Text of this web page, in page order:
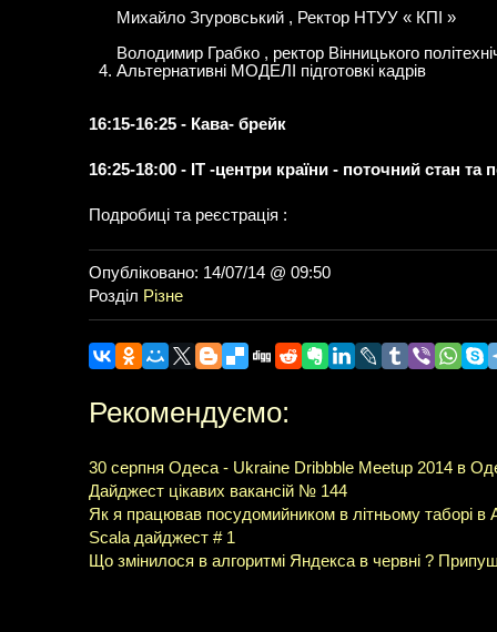
Михайло Згуровський , Ректор НТУУ « КПІ »
Володимир Грабко , ректор Вінницького
Альтернативні МОДЕЛІ підготовкі кадрів
16:15-16:25 - Кава- брейк
16:25-18:00 - ІТ -центри країни - поточний стан
Подробиці та реєстрація :
Опубліковано: 14/07/14 @ 09:50
Розділ Різне
Рекомендуємо:
30 серпня Одеса - Ukraine Dribbble Meetup 2014 в
Дайджест цікавих вакансій № 144
Як я працював посудомийником в літньому таборі в
Scala дайджест # 1
Що змінилося в алгоритмі Яндекса в червні ?